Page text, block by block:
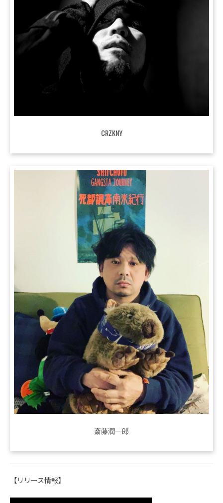
CRZKNY
斎藤潤一郎
【リリース情報】